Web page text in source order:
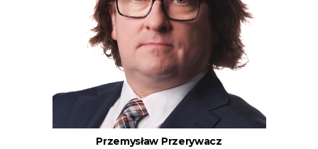
Przemysław Przerywacz